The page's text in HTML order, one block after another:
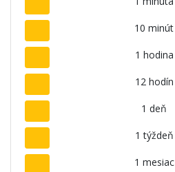
10 minút
1 hodina
12 hodín
1 deň
1 týždeň
1 mesiac